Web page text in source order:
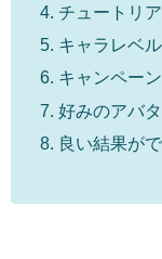
チュートリ
キャラレベ
キャンペー
好みのアバ
良い結果が